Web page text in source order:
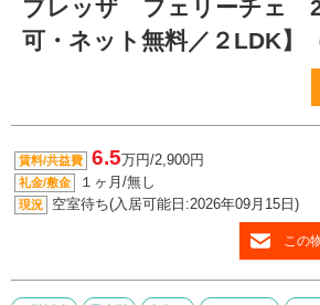
ブレッザ フェリーチェ
可・ネット無料／２LDK】
賃料/共益費 6.5万円/2,900円
礼金/敷金 １ヶ月/無し
現況 空室待ち(入居可能日:2026年09月15日)
この